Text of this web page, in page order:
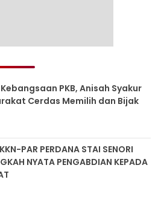
PKB, Anisah Syakur
Cerdas Memilih dan Bijak
PAR PERDANA STAI SENORI
NYATA PENGABDIAN KEPADA